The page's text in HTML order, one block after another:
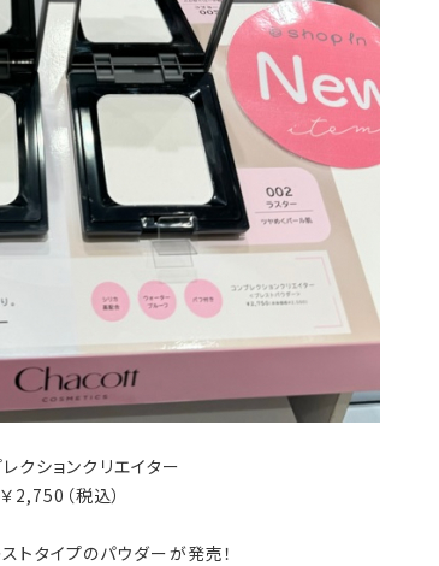
クションクリエイター
（税込）
トタイプのパウダーが発売！